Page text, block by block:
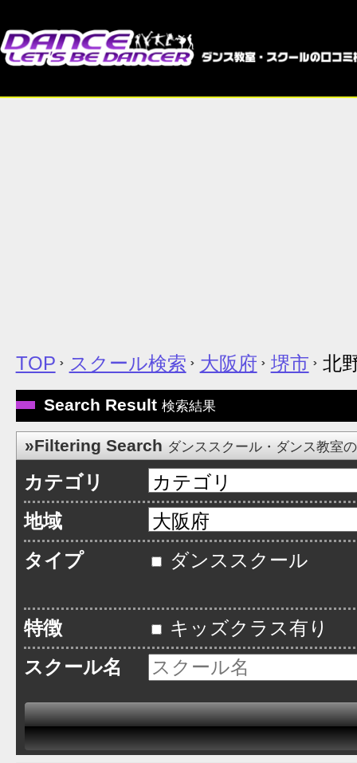
TOP スクール検索 大阪府 堺市 北
Search Result 検索結果
»Filtering Search ダンススクール・ダンス教室
カテゴリ
地域
タイプ
ダンススクール
特徴
キッズクラス有り
スクール名